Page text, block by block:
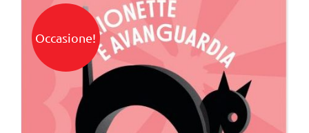
Occasione!